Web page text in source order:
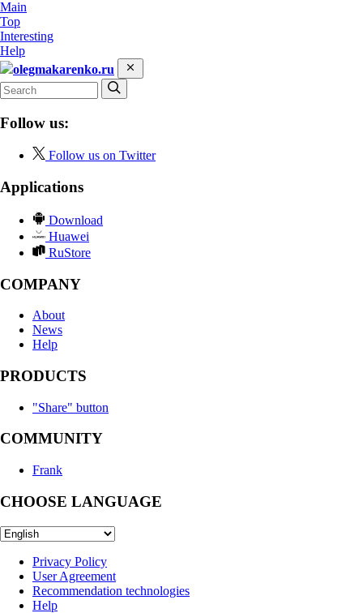
Main
Top
Interesting
Help
olegmakarenko.ru
Follow us:
Follow us on Twitter
Applications
Download
Huawei
RuStore
COMPANY
About
News
Help
PRODUCTS
"Share" button
COMMUNITY
Frank
CHOOSE LANGUAGE
Privacy Policy
User Agreement
Recommendation technologies
Help